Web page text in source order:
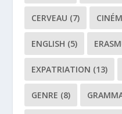
CERVEAU (7)
ENGLISH (5)
EXPATRIATION (13)
GENRE (8)